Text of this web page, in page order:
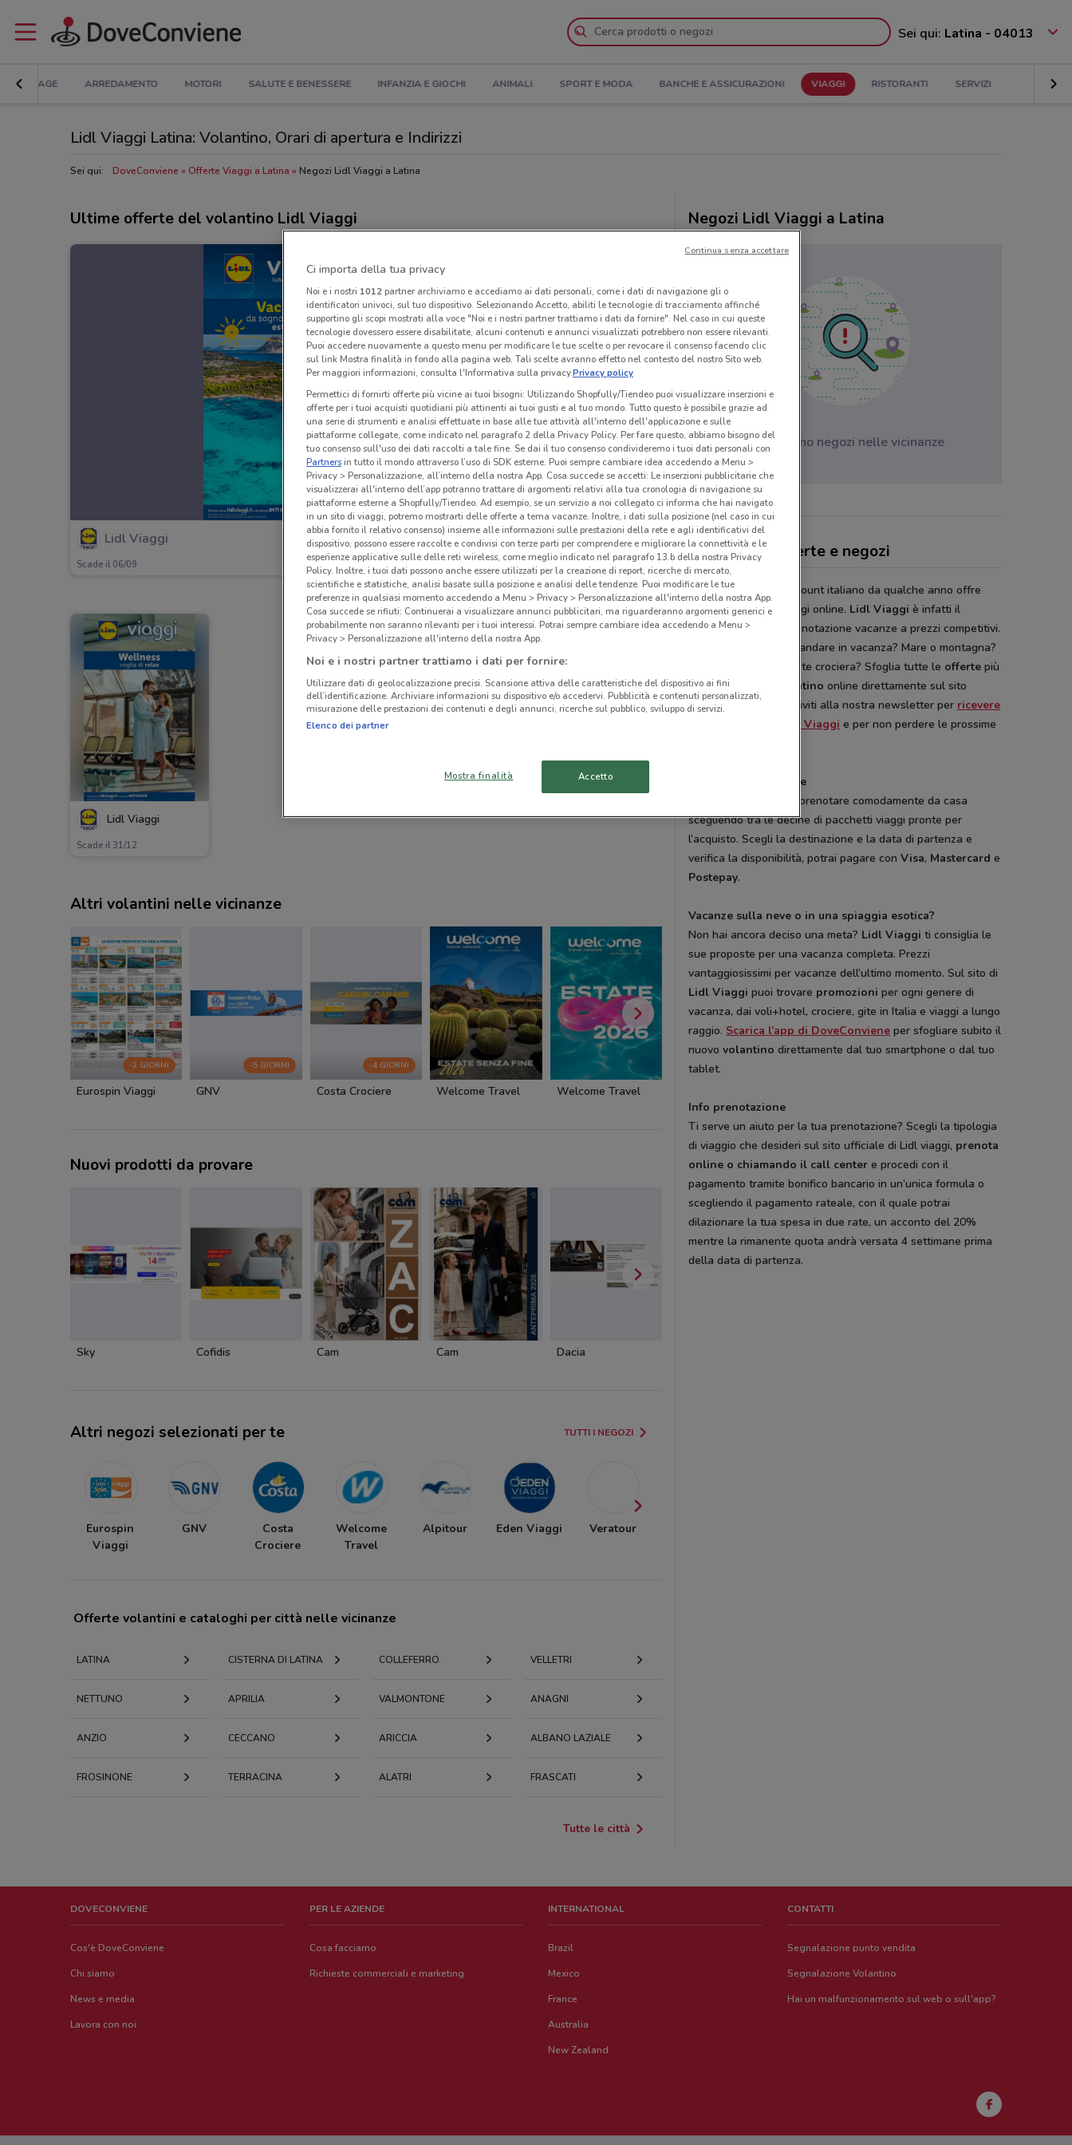
Sei qui: Latina - 04013
BRICOLAGE ARREDAMENTO MOTORI SALUTE E BENESSERE INFANZIA E GIOCHI ANIMALI SPORT E MODA BANCHE E ASSICURAZIONI VIAGGI RISTORANTI SERVIZI
Lidl Viaggi Latina: Volantino, Orari di apertura e Indirizzi
Sei qui: DoveConviene Offerte Viaggi a Latina Negozi Lidl Viaggi a Latina
Ultime offerte del volantino Lidl Viaggi
Lidl Viaggi
Scade il 06/09
Lidl Viaggi
Scade il 31/12
Altri volantini nelle vicinanze
-2 GIORNI
Eurospin Viaggi
-5 GIORNI
GNV
-4 GIORNI
Costa Crociere Welcome Travel Welcome Travel
Nuovi prodotti da provare
Sky Cofidis Cam Cam Dacia
Altri negozi selezionati per te TUTTI I NEGOZI
Eurospin
Viaggi
GNV
Costa
Crociere
Welcome
Travel
Alpitour Eden Viaggi Veratour
Offerte volantini e cataloghi per città nelle vicinanze
LATINA CISTERNA DI LATINA COLLEFERRO VELLETRI
NETTUNO APRILIA VALMONTONE ANAGNI
ANZIO CECCANO ARICCIA ALBANO LAZIALE
FROSINONE TERRACINA ALATRI FRASCATI
Tutte le città
Negozi Lidl Viaggi a Latina
Non ci sono negozi nelle vicinanze
Lidl Viaggi, offerte e negozi
Lidl, il più grande discount italiano da qualche anno offre
anche un servizio viaggi online. Lidl Viaggi è infatti il
comodo servizio di prenotazione vacanze a prezzi competitivi.
Hai già pensato dove andare in vacanza? Mare o montagna?
Preferisci una rilassante crociera? Sfoglia tutte le offerte più
vantaggiose sul
volantino online direttamente sul sito
DoveConviene.it
. Iscriviti alla nostra newsletter per ricevere
tutte le novità di Lidl Viaggi e per non perdere le prossime
Tante soluzioni per te
puoi prenotare comodamente da casa
scegliendo tra le decine di pacchetti viaggi pronte per
l’acquisto. Scegli la destinazione e la data di partenza e
verifica la disponibilità, potrai pagare conVisa, Mastercard e
Postepay.
Vacanze sulla neve o in una spiaggia esotica?
Non hai ancora deciso una meta? Lidl Viaggi ti consiglia le
sue proposte per una vacanza completa. Prezzi
vantaggiosissimi per vacanze dell’ultimo momento. Sul sito di
Lidl Viaggi puoi trovare promozioni per ogni genere di
vacanza, dai voli+hotel, crociere, gite in Italia e viaggi a lungo
raggio. Scarica l’app di DoveConviene per sfogliare subito il
nuovovolantino direttamente dal tuo smartphone o dal tuo
tablet.
Info prenotazione
Ti serve un aiuto per la tua prenotazione? Scegli la tipologia
di viaggio che desideri sul sito ufficiale di Lidl viaggi, prenota
online o chiamando il call center e procedi con il
pagamento tramite bonifico bancario in un’unica formula o
scegliendo il pagamento rateale, con il quale potrai
dilazionare la tua spesa in due rate, un acconto del 20%
mentre la rimanente quota andrà versata 4 settimane prima
della data di partenza.
DOVECONVIENE
Cos'è DoveConviene
Chi siamo
News e media
Lavora con noi
PER LE AZIENDE
Cosa facciamo
Richieste commerciali e marketing
INTERNATIONAL
Brazil
Mexico
France
Australia
New Zealand
CONTATTI
Segnalazione punto vendita
Segnalazione Volantino
Hai un malfunzionamento sul web o sull'app?
Ci importa della tua privacy
Noi e i nostri 1012partner archiviamo e accediamo ai dati personali, come i dati di navigazione gli o
identificatori univoci, sul tuo dispositivo. Selezionando Accetto, abiliti le tecnologie di tracciamento affinché
supportino gli scopi mostrati alla voce "Noi e i nostri partner trattiamo i dati da fornire". Nel caso in cui queste
tecnologie dovessero essere disabilitate, alcuni contenuti e annunci visualizzati potrebbero non essere rilevanti.
Puoi accedere nuovamente a questo menu per modificare le tue scelte o per revocare il consenso facendo clic
sul link Mostra finalità in fondo alla pagina web. Tali scelte avranno effetto nel contesto del nostro Sito web.
Per maggiori informazioni, consulta l'Informativa sulla privacy.Privacy policy
Permettici di fornirti offerte più vicine ai tuoi bisogni: Utilizzando Shopfully/Tiendeo puoi visualizzare inserzioni e
offerte per i tuoi acquisti quotidiani più attinenti ai tuoi gusti e al tuo mondo. Tutto questo è possibile grazie ad
una serie di strumenti e analisi effettuate in base alle tue attività all'interno dell'applicazione e sulle
piattaforme collegate, come indicato nel paragrafo 2 della Privacy Policy. Per fare questo, abbiamo bisogno del
tuo consenso sull'uso dei dati raccolti a tale fine. Se dai il tuo consenso condivideremo i tuoi dati personali con
Partnersin tutto il mondo attraverso l’uso di SDK esterne. Puoi sempre cambiare idea accedendo a Menu >
Privacy > Personalizzazione, all’interno della nostra App. Cosa succede se accetti: Le inserzioni pubblicitarie che
visualizzerai all'interno dell’app potranno trattare di argomenti relativi alla tua cronologia di navigazione su
piattaforme esterne a Shopfully/Tiendeo. Ad esempio, se un servizio a noi collegato ci informa che hai navigato
in un sito di viaggi, potremo mostrarti delle offerte a tema vacanze. Inoltre, i dati sulla posizione (nel caso in cui
abbia fornito il relativo consenso) insieme alle informazioni sulle prestazioni della rete e agli identificativi del
dispositivo, possono essere raccolte e condivisi con terze parti per comprendere e migliorare la connettività e le
esperienze applicative sulle delle reti wireless, come meglio indicato nel paragrafo 13.b della nostra Privacy
Policy. Inoltre, i tuoi dati possono anche essere utilizzati per la creazione di report, ricerche di mercato,
scientifiche e statistiche, analisi basate sulla posizione e analisi delle tendenze. Puoi modificare le tue
preferenze in qualsiasi momento accedendo a Menu > Privacy > Personalizzazione all'interno della nostra App.
Cosa succede se rifiuti: Continuerai a visualizzare annunci pubblicitari, ma riguarderanno argomenti generici e
probabilmente non saranno rilevanti per i tuoi interessi. Potrai sempre cambiare idea accedendo a Menu >
Privacy > Personalizzazione all'interno della nostra App.
Noi e i nostri partner trattiamo i dati per fornire:
Utilizzare dati di geolocalizzazione precisi. Scansione attiva delle caratteristiche del dispositivo ai fini
dell’identificazione. Archiviare informazioni su dispositivo e/o accedervi. Pubblicità e contenuti personalizzati,
misurazione delle prestazioni dei contenuti e degli annunci, ricerche sul pubblico, sviluppo di servizi.
Elenco dei partner
Mostra finalità Accetto
Continua senza accettare